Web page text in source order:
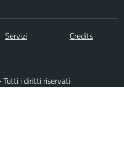
Servizi
Credits
Tutti i diritti riservati